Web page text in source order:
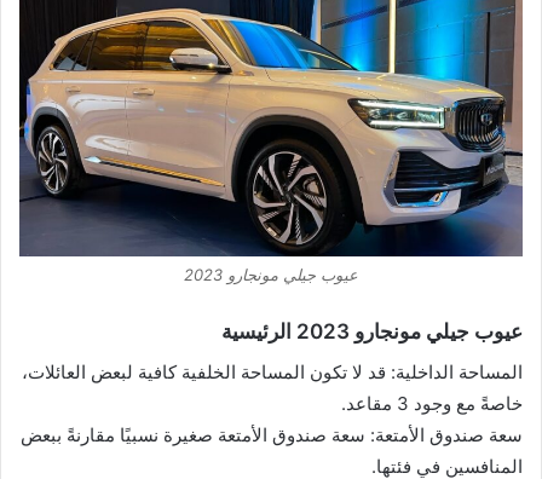
عيوب جيلي مونجارو 2023
عيوب جيلي مونجارو 2023 الرئيسية
المساحة الداخلية: قد لا تكون المساحة الخلفية كافية لبعض العائلات،
خاصةً مع وجود 3 مقاعد.
سعة صندوق الأمتعة: سعة صندوق الأمتعة صغيرة نسبيًا مقارنةً ببعض
المنافسين في فئتها.